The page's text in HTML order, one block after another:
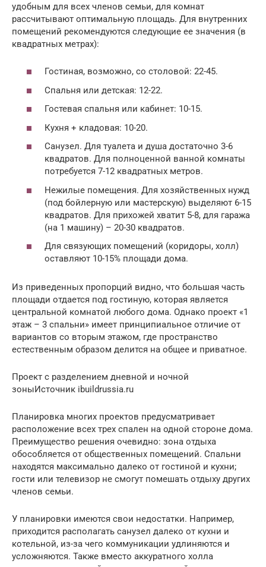
удобным для всех членов семьи, для комнат
рассчитывают оптимальную площадь. Для внутренних
помещений рекомендуются следующие ее значения (в
квадратных метрах):
Гостиная, возможно, со столовой: 22-45.
Спальня или детская: 12-22.
Гостевая спальня или кабинет: 10-15.
Кухня + кладовая: 10-20.
Санузел. Для туалета и душа достаточно 3-6
квадратов. Для полноценной ванной комнаты
потребуется 7-12 квадратных метров.
Нежилые помещения. Для хозяйственных нужд
(под бойлерную или мастерскую) выделяют 6-15
квадратов. Для прихожей хватит 5-8, для гаража
(на 1 машину) – 20-30 квадратов.
Для связующих помещений (коридоры, холл)
оставляют 10-15% площади дома.
Из приведенных пропорций видно, что большая часть
площади отдается под гостиную, которая является
центральной комнатой любого дома. Однако проект «1
этаж – 3 спальни» имеет принципиальное отличие от
вариантов со вторым этажом, где пространство
естественным образом делится на общее и приватное.
Проект с разделением дневной и ночной
зоныИсточник ibuildrussia.ru
Планировка многих проектов предусматривает
расположение всех трех спален на одной стороне дома.
Преимущество решения очевидно: зона отдыха
обособляется от общественных помещений. Спальни
находятся максимально далеко от гостиной и кухни;
гости или телевизор не смогут помешать отдыху других
членов семьи.
У планировки имеются свои недостатки. Например,
приходится располагать санузел далеко от кухни и
котельной, из-за чего коммуникации удлиняются и
усложняются. Также вместо аккуратного холла